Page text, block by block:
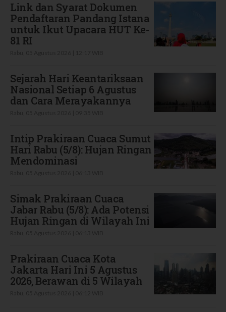
Link dan Syarat Dokumen
Pendaftaran Pandang Istana
untuk Ikut Upacara HUT Ke-
81 RI
Sejarah Hari Keantariksaan
Nasional Setiap 6 Agustus
dan Cara Merayakannya
Intip Prakiraan Cuaca Sumut
Hari Rabu (5/8): Hujan Ringan
Mendominasi
Simak Prakiraan Cuaca
Jabar Rabu (5/8): Ada Potensi
Hujan Ringan di Wilayah Ini
Prakiraan Cuaca Kota
Jakarta Hari Ini 5 Agustus
2026, Berawan di 5 Wilayah